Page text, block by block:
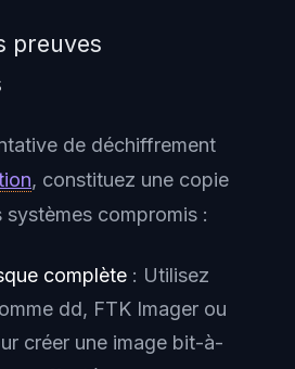
preuves
de déchiffrement
, constituez une copie
compromis :
complète : Utilisez
dd, FTK Imager ou
créer une image bit-à-